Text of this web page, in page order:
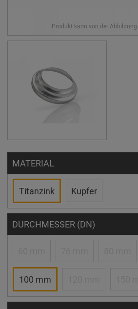
MATERIAL
Titanzink Kupfer
DURCHMESSER (DN)
100 mm